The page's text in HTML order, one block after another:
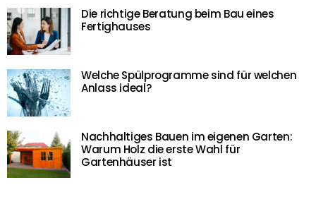
Die richtige Beratung beim Bau eines
Fertighauses
Welche Spülprogramme sind für welchen
Anlass ideal?
Nachhaltiges Bauen im eigenen Garten:
Warum Holz die erste Wahl für
Gartenhäuser ist